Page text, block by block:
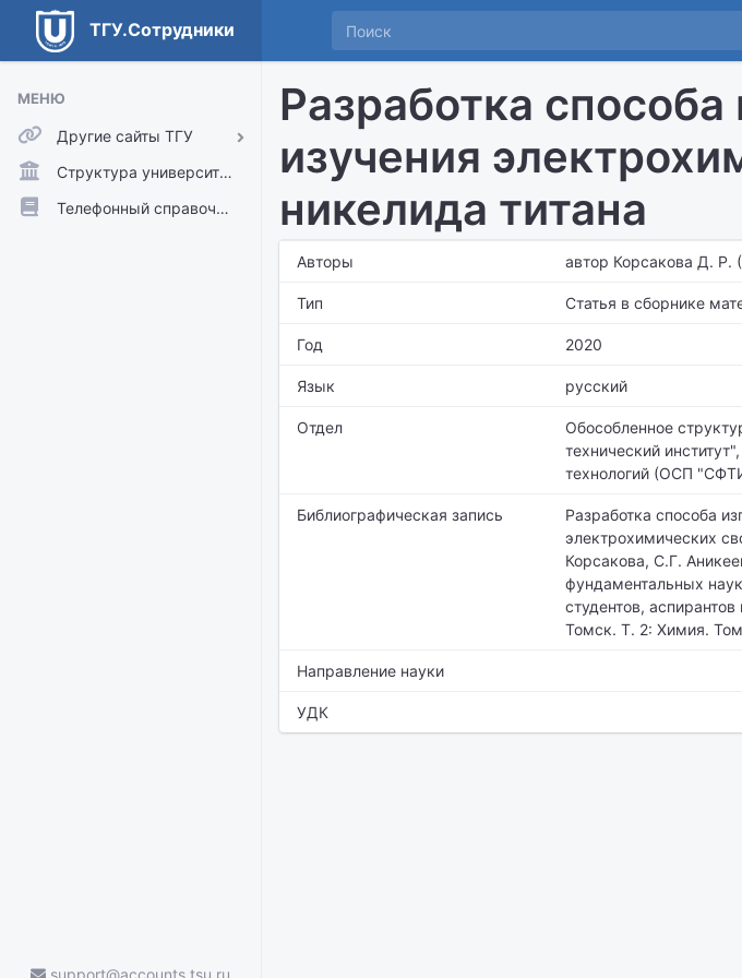
ТГУ.Сотрудники
МЕНЮ
Другие сайты ТГУ
ТГУ.Аккаунты
ТГУ.Расписание
Структура университета
Телефонный справочник
support@accounts.tsu.ru
Разработка
изучения
никелида титана
Авторы автор Корсакова Д. Р.
Тип Статья в сборнике
Год 2020
Язык русский
Отдел
Обособленное
технический институт",
технологий (ОСП
Библиографическая запись
Разработка способа
электрохимических
Корсакова, С.Г.
фундаментальных
студентов,
Томск. Т. 2: Химия.
Направление науки
УДК